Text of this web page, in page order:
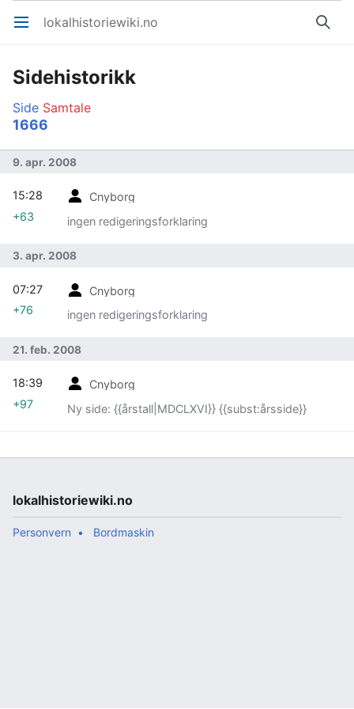
Åpne hovedmenyen lokalhistoriewiki.no Søk
Sidehistorikk
Side Samtale
1666
9. apr. 2008
Cnyborg
ingen redigeringsforklaring
15:28
+63
3. apr. 2008
Cnyborg
ingen redigeringsforklaring
07:27
+76
21. feb. 2008
Cnyborg
Ny side: {{årstall|MDCLXVI}} {{subst:årsside}}
18:39
+97
lokalhistoriewiki.no
Personvern Bordmaskin